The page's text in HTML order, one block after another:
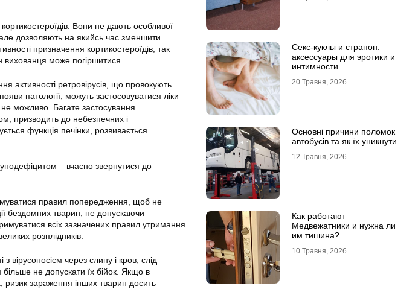
Вони не дають особливої
але дозволяють на якийсь час зменшити
призначення кортикостероїдів, так
вихованця може погіршитися.
активності ретровірусів, що провокують
патології, можуть застосовуватися ліки
можливо. Багате застосування
призводить до небезпечних і
функція печінки, розвивається
– вчасно звернутися до
правил попередження, щоб не
бездомних тварин, не допускаючи
всіх зазначених правил утримання
розплідників.
вірусоносієм через слину і кров, слід
не допускати їх бійок. Якщо в
ризик зараження інших тварин досить
Секс-куклы и страпон:
аксессуары для эротики и
интимности
20 Травня, 2026
Основні причини поломок
автобусів та як їх уникнути
12 Травня, 2026
Как работают
Медвежатники и нужна ли
им тишина?
10 Травня, 2026